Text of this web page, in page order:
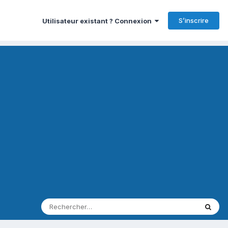
Utilisateur existant ? Connexion S’inscrire